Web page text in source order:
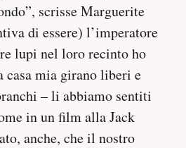
scrisse Marguerite
di essere) l’imperatore
lupi nel loro recinto ho
casa mia girano liberi e
– li abbiamo sentiti
in un film alla Jack
anche, che il nostro